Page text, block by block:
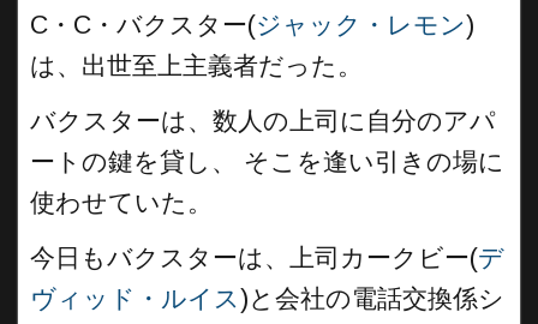
C・C・バクスター(ジャック・レモン)
は、出世至上主義者だった。
バクスターは、数人の上司に自分のアパ
ートの鍵を貸し、 そこを逢い引きの場に
使わせていた。
今日もバクスターは、上司カークビー(デ
ヴィッド・ルイス)と会社の電話交換係シ